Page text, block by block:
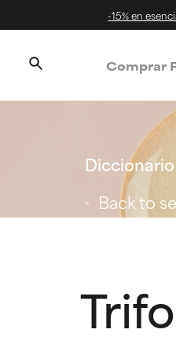
-15% en
Comprar
Back to